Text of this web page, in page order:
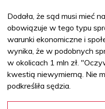
Dodała, że sąd musi mieć
obowiązuje w tego typu
warunki ekonomiczne i
wynika, że w podobnych
w okolicach 1 mln zł.
kwestią niewymierną. Nie
podkreśliła sędzia.